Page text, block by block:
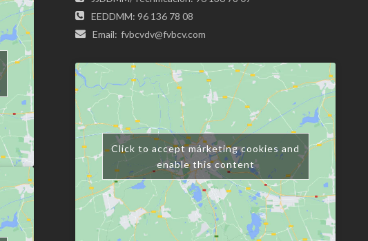
EEDDMM: 96 136 78 08
Email: fvbcvdv@fvbcv.com
Click to accept márketing cookies and
enable this content